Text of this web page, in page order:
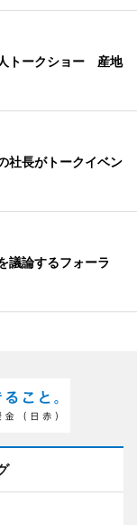
トークショー 産地
社長がトークイベン
議論するフォーラ